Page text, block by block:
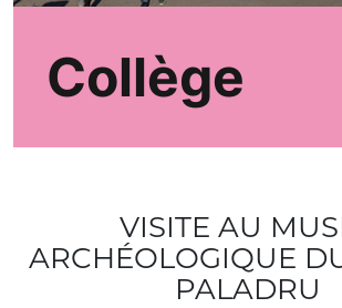
Collège
VISITE AU
ARCHÉOLOGIQUE
PALADRU